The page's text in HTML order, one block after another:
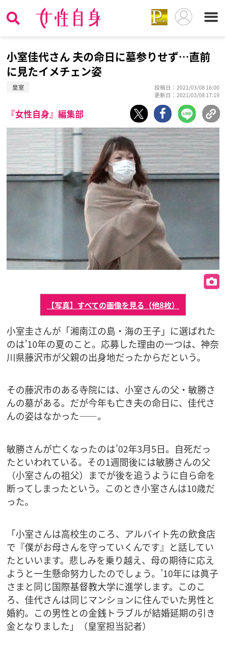
小室佳代さん 夫の命日に墓参りせず…直前
に見たイメチェン姿
皇室
投稿日：2021/03/08 16:00
更新日：2021/03/08 17:19
『女性自身』編集部
【写真】すべての画像を見る（他8枚）
小室圭さんが「湘南江の島・海の王子」に選ばれた
のは’10年の夏のこと。応募した理由の一つは、神奈
川県藤沢市が父親の出身地だったからだという。
その藤沢市のある寺院には、小室さんの父・敏勝さ
んの墓がある。だが今年も亡き夫の命日に、佳代さ
んの姿はなかった――。
敏勝さんが亡くなったのは’02年3月5日。自死だっ
たといわれている。その1週間後には敏勝さんの父
（小室さんの祖父）までが後を追うように自ら命を
断ってしまったという。このとき小室さんは10歳だ
った。
「小室さんは高校生のころ、アルバイト先の飲食店
で『僕がお母さんを守っていくんです』と話してい
たといいます。悲しみを乗り越え、母の期待に応え
ようと一生懸命努力したのでしょう。’10年には眞子
さまと同じ国際基督教大学に進学します。このこ
ろ、佳代さんは同じマンションに住んでいた男性と
婚約。この男性との金銭トラブルが結婚延期の引き
金となりました」（皇室担当記者）